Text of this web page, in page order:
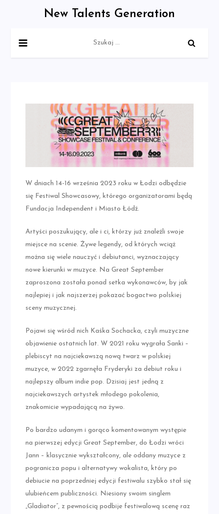
New Talents Generation
W dniach 14-16 września 2023 roku w Łodzi odbędzie
się Festiwal Showcasowy, którego organizatorami będą
Fundacja Independent i Miasto Łódź.
Artyści poszukujący, ale i ci, którzy już znaleźli swoje
miejsce na scenie. Żywe legendy, od których wciąż
można się wiele nauczyć i debiutanci, wyznaczający
nowe kierunki w muzyce. Na Great September
zaproszona została ponad setka wykonawców, by jak
najlepiej i jak najszerzej pokazać bogactwo polskiej
sceny muzycznej.
Pojawi się wśród nich Kaśka Sochacka, czyli muzyczne
objawienie ostatnich lat. W 2021 roku wygrała Sanki –
plebiscyt na najciekawszą nową twarz w polskiej
muzyce, w 2022 zgarnęła Fryderyki za debiut roku i
najlepszy album indie pop. Dzisiaj jest jedną z
najciekawszych artystek młodego pokolenia,
znakomicie wypadającą na żywo.
Po bardzo udanym i gorąco komentowanym występie
na pierwszej edycji Great September, do Łodzi wróci
Jann – klasycznie wykształcony, ale oddany muzyce z
pogranicza popu i alternatywy wokalista, który po
debiucie na poprzedniej edycji festiwalu szybko stał się
ulubieńcem publiczności. Niesiony swoim singlem
„Gladiator”, z pewnością podbije festiwalową scenę raz